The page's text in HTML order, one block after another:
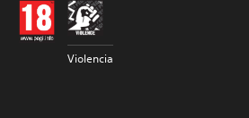
Violencia